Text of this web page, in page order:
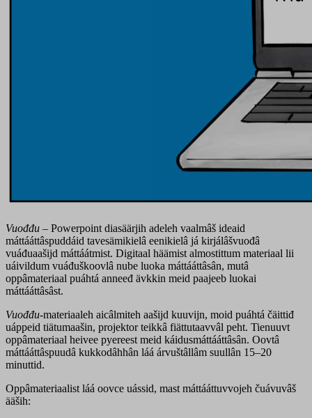
Vuođđu – Powerpoint diasäärjih adeleh vaalmâš ideaid
máttááttâspuddáid tavesämikielâ eenikielâ já kirjálâšvuođâ
vuáđuaašijd máttáátmist. Digitaal häämist almostittum materiaal lii
uáivildum vuáđuškoovlâ nube luoka máttááttâsân, mutâ
oppâmateriaal puáhtá anneeđ ävkkin meid paajeeb luokai
máttááttâsâst.
Vuođđu-materiaaleh aicâlmiteh aašijd kuuvijn, moid puáhtá čäittiđ
uáppeid tiätumaašin, projektor teikkâ fiättutaavvâl peht. Tienuuvt
oppâmateriaal heivee pyereest meid káidusmáttááttâsân. Oovtâ
máttááttâspuudâ kukkodâhhân láá árvuštâllâm suullân 15–20
minuttid.
Oppâmateriaalist láá oovce uássid, mast máttááttuvvojeh čuávuvâš
ääših: